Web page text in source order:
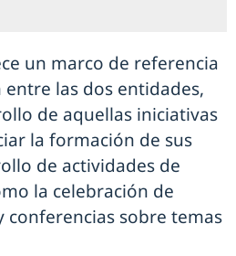
un marco de referencia
las dos entidades,
de aquellas iniciativas
la formación de sus
de actividades de
la celebración de
conferencias sobre temas